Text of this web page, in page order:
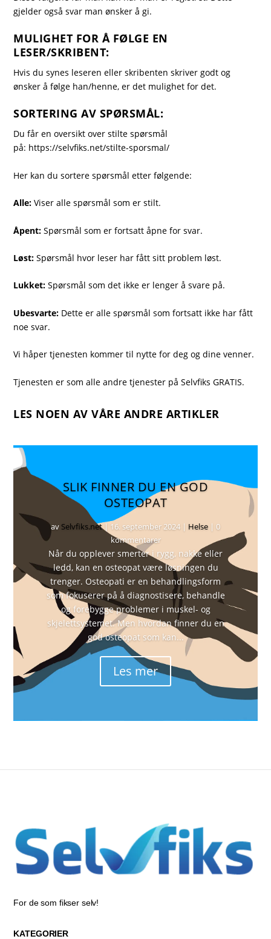
gjelder også svar man ønsker å gi.
MULIGHET FOR Å FØLGE EN
LESER/SKRIBENT:
Hvis du synes leseren eller skribenten skriver godt og
ønsker å følge han/henne, er det mulighet for det.
SORTERING AV SPØRSMÅL:
Du får en oversikt over stilte spørsmål
på: https://selvfiks.net/stilte-sporsmal/
Her kan du sortere spørsmål etter følgende:
Alle: Viser alle spørsmål som er stilt.
Åpent: Spørsmål som er fortsatt åpne for svar.
Løst: Spørsmål hvor leser har fått sitt problem løst.
Lukket: Spørsmål som det ikke er lenger å svare på.
Ubesvarte: Dette er alle spørsmål som fortsatt ikke har fått
noe svar.
Vi håper tjenesten kommer til nytte for deg og dine venner.
Tjenesten er som alle andre tjenester på Selvfiks GRATIS.
LES NOEN AV VÅRE ANDRE ARTIKLER
SLIK FINNER DU EN GOD
OSTEOPAT
av Selvfiks.net| 16. september 2024 | Helse | 0
kommentarer
Når du opplever smerter i rygg, nakke eller
ledd, kan en osteopat være løsningen du
trenger. Osteopati er en behandlingsform
som fokuserer på å diagnostisere, behandle
og forebygge problemer i muskel- og
skjelettsystemet. Men hvordan finner du en
god osteopat som kan...
Les mer
For de som fikser selv!
KATEGORIER